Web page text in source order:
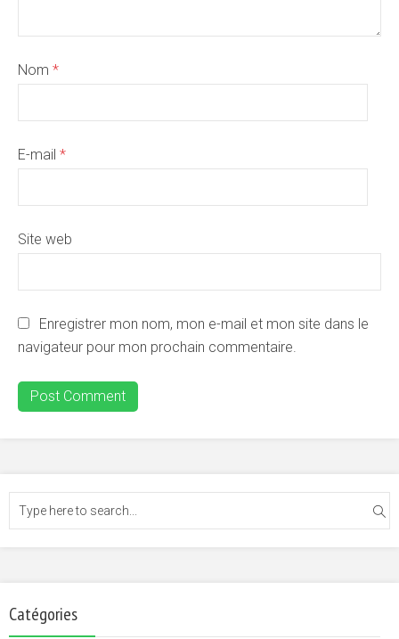
Nom *
E-mail *
Site web
Enregistrer mon nom, mon e-mail et mon site dans le
navigateur pour mon prochain commentaire.
Catégories